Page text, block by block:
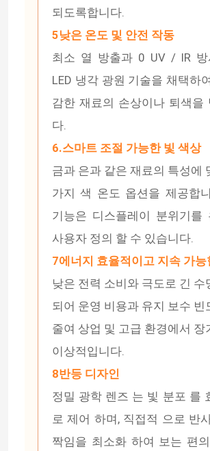
동영상
회사 소개
공장 투어
품질 관리
연락처
견적 요청
LED 네온사인 스트립 라이트
되도록합니다.
5낮은 온도 및 안전 작동
최소 열 방출과 0 UV / IR 방
LED 냉각 광원 기술을 채택하
감한 재료의 손상이나 퇴색을
다.
6.스마트 조절 가능한 빛 색상
금과 은과 같은 재료의 특성에
가지 색 온도 옵션을 제공합
기능은 디스플레이 분위기를
사용자 정의 할 수 있습니다.
7에너지 효율적이고 지속 가능
낮은 전력 소비와 극도로 긴 수
되어 운영 비용과 유지 보수 빈
줄여 상업 및 고급 환경에서 장
이상적입니다.
8반등 디자인
정밀 광학 렌즈 는 빛 분포 를
로 제어 하며, 직접적 으로 반
짝임을 최소화 하여 보는 편